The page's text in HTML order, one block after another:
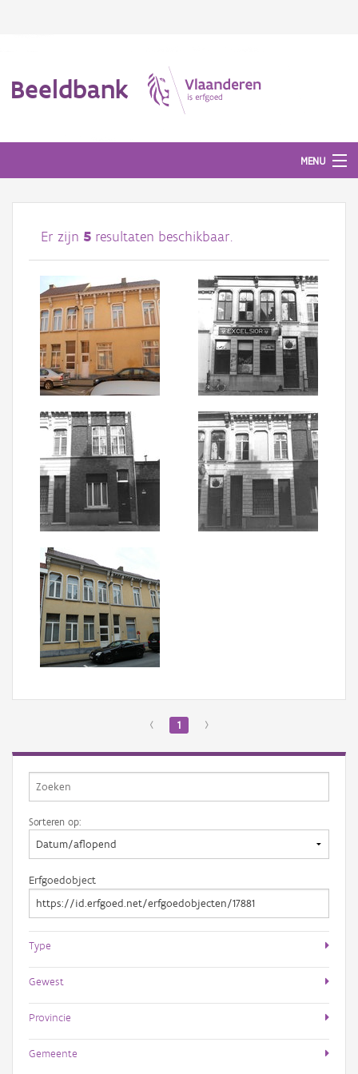
Beeldbank
MENU
Afbeeldingen
#BeeldIndeKijker
Hergebruik
Over ons
Aanmelden
Er zijn 5 resultaten beschikbaar.
‹ 1 ›
Sorteren op:
Erfgoedobject
Type
Gewest
Provincie
Gemeente